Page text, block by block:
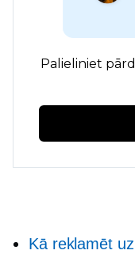
Palieliniet
Kā reklamēt